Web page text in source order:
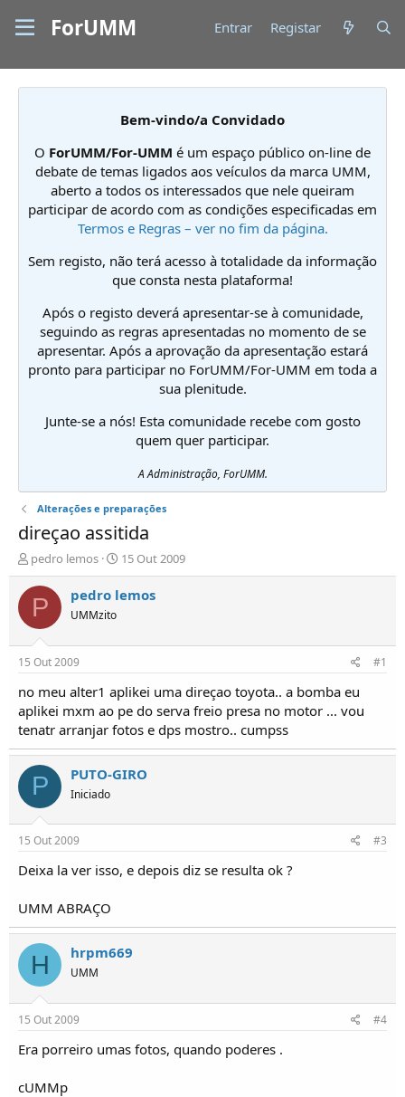
ForUMM Entrar Registar
Bem-vindo/a Convidado
O ForUMM/For-UMM é um espaço público on-line de
debate de temas ligados aos veículos da marca UMM,
aberto a todos os interessados que nele queiram
participar de acordo com as condições especificadas em
Termos e Regras – ver no fim da página.
Sem registo, não terá acesso à totalidade da informação
que consta nesta plataforma!
Após o registo deverá apresentar-se à comunidade,
seguindo as regras apresentadas no momento de se
apresentar. Após a aprovação da apresentação estará
pronto para participar no ForUMM/For-UMM em toda a
sua plenitude.
Junte-se a nós! Esta comunidade recebe com gosto
quem quer participar.
A Administração, ForUMM.
Alterações e preparações
direçao assitida
I
n
i
i
d
o
r
d
e
T
ó
p
c
s
pedro lemos
D
a
t
í
i
o
15 Out 2009
P pedro lemos
UMMzito
15 Out 2009 #1
no meu alter1 aplikei uma direçao toyota.. a bomba eu
aplikei mxm ao pe do serva freio presa no motor ... vou
tenatr arranjar fotos e dps mostro.. cumpss
P PUTO-GIRO
Iniciado
15 Out 2009 #3
Deixa la ver isso, e depois diz se resulta ok ?
UMM ABRAÇO
H hrpm669
UMM
15 Out 2009 #4
Era porreiro umas fotos, quando poderes .
cUMMp